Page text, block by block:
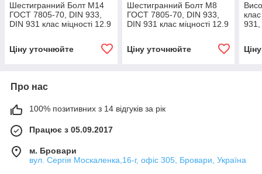
Шестигранний Болт М14
ГОСТ 7805-70, DIN 933,
DIN 931 клас міцності 12.9
Ціну уточнюйте
Шестигранний Болт М8
ГОСТ 7805-70, DIN 933,
DIN 931 клас міцності 12.9
Ціну уточнюйте
931,
Про нас
100% позитивних з 14 відгуків за рік
Працює з 05.09.2017
м. Бровари
вул. Сергія Москаленка,16-г, офіс 305, Бровари, Україна